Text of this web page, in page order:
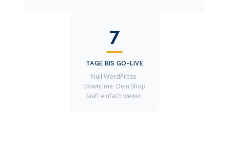
7
TAGE BIS GO-LIVE
Null WordPress-
Downtime. Dein Shop
läuft einfach weiter.